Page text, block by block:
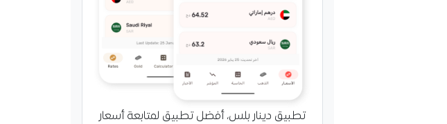
تطبيق دينار بلس، أفضل تطبيق لمتابعة أسعار